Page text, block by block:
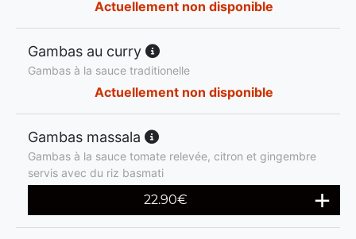
Actuellement non disponible
Gambas au curry
Gambas à la sauce traditionelle
Actuellement non disponible
Gambas massala
Gambas à la sauce tomate relevée, citron et gingembre
servis avec du riz basmati
22.90€